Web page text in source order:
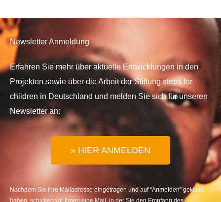
Newsletter Anmeldung
Erfahren Sie mehr über aktuelle Entwicklungen in den
Projekten sowie über die Arbeit der Stiftung steps for
children in Deutschland und melden Sie sich für unseren
Newsletter an:
» HIER ANMELDEN
Nachdem Sie Ihre Mailadresse eingetragen und auf “Anmelden” geklickt